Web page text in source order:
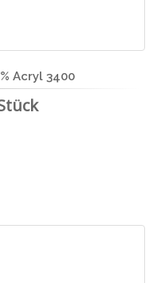
Acryl 3400